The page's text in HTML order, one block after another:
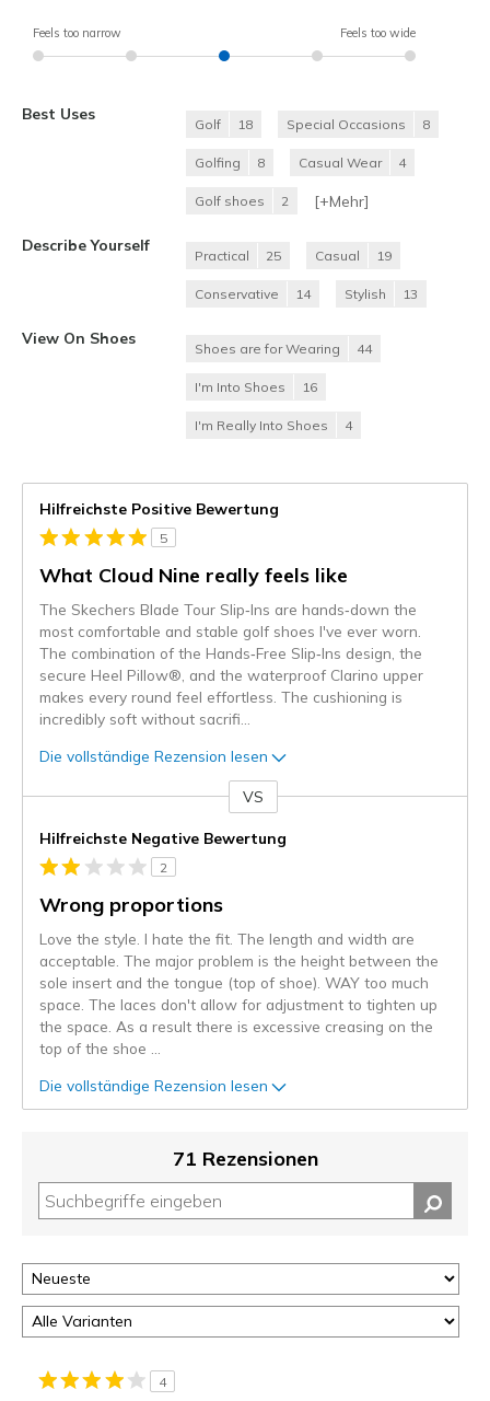
Feels too narrow Feels too wide
Best Uses
Golf 18 Special Occasions 8
Golfing 8 Casual Wear 4
Golf shoes 2 [+Mehr]
Describe Yourself
Practical 25 Casual 19
Conservative 14 Stylish 13
View On Shoes
Shoes are for Wearing 44
I'm Into Shoes 16
I'm Really Into Shoes 4
Hilfreichste Positive Bewertung
5
What Cloud Nine really feels like
The Skechers Blade Tour Slip‑Ins are hands‑down the
most comfortable and stable golf shoes I've ever worn.
The combination of the Hands‑Free Slip‑Ins design, the
secure Heel Pillow®, and the waterproof Clarino upper
makes every round feel effortless. The cushioning is
incredibly soft without sacrifi
Die vollständige Rezension lesen
VS
Hilfreichste Negative Bewertung
2
Wrong proportions
Love the style. I hate the fit. The length and width are
acceptable. The major problem is the height between the
sole insert and the tongue (top of shoe). WAY too much
space. The laces don't allow for adjustment to tighten up
the space. As a result there is excessive creasing on the
top of the shoe
Die vollständige Rezension lesen
71 Rezensionen
4